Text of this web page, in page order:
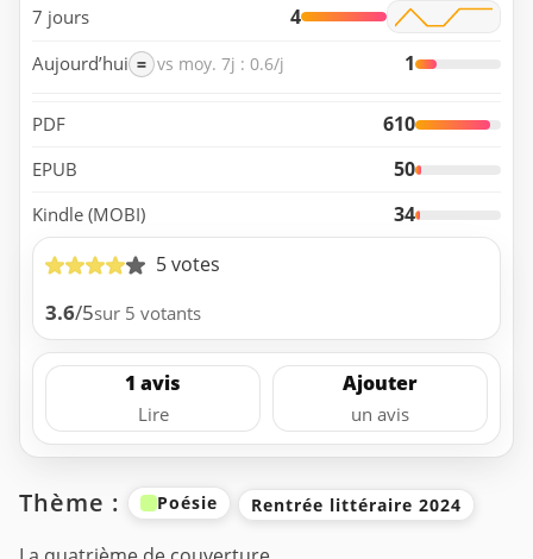
7 jours 4
Aujourd’hui = vs moy. 7j : 0.6/j 1
PDF 610
EPUB 50
Kindle (MOBI)
34
5 votes
3.6/5sur 5 votants
1 avis
Lire
Ajouter
un avis
Thème : Poésie Rentrée littéraire 2024